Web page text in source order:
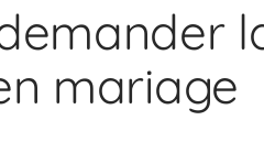
mariage